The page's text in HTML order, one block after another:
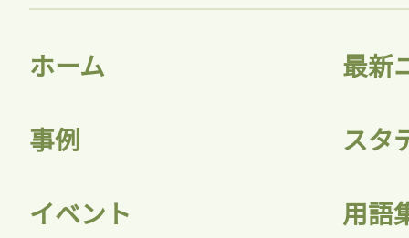
ホーム 最新
事例 スタ
イベント 用語